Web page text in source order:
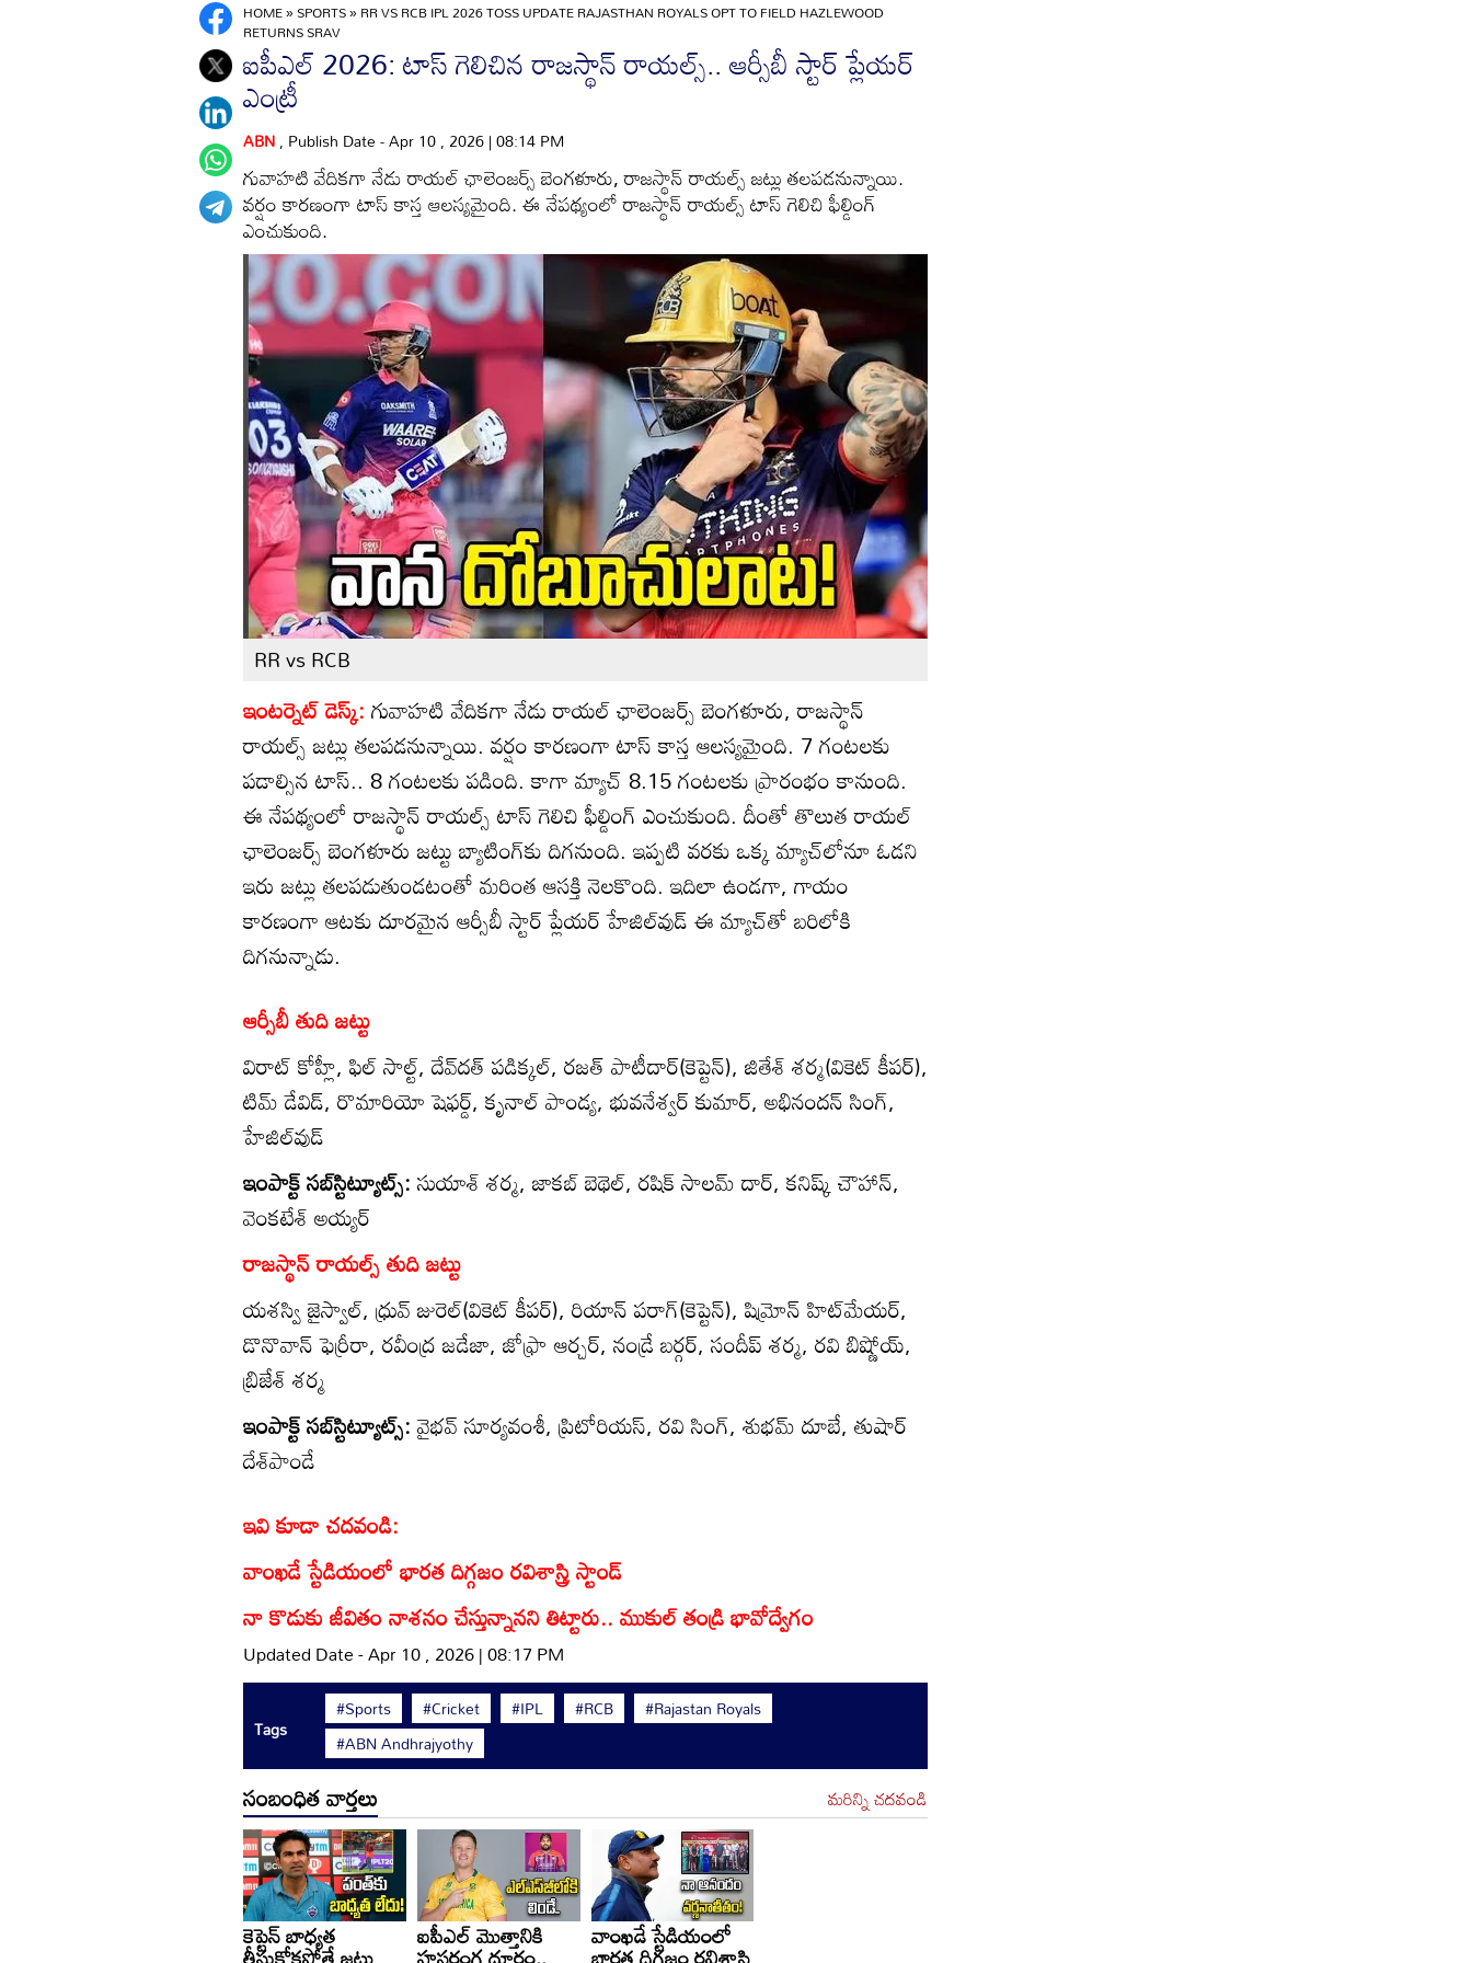
HOME»SPORTS»RR VS RCB IPL 2026 TOSS UPDATE RAJASTHAN ROYALS OPT TO FIELD HAZLEWOOD
RETURNS SRAV
ఐపీఎల్ 2026: టాస్ గెలిచిన రాజస్థాన్ రాయల్స్.. ఆర్సీబీ స్టార్ ప్లేయర్
ఎంట్రీ
ABN, Publish Date - Apr 10 , 2026 | 08:14 PM
గువాహటి వేదికగా నేడు రాయల్ ఛాలెంజర్స్ బెంగళూరు, రాజస్థాన్ రాయల్స్ జట్లు తలపడనున్నాయి.
వర్షం కారణంగా టాస్ కాస్త ఆలస్యమైంది. ఈ నేపథ్యంలో రాజస్థాన్ రాయల్స్ టాస్ గెలిచి ఫీల్డింగ్
ఎంచుకుంది.
RR vs RCB
ఇంటర్నెట్ డెస్క్:గువాహటి వేదికగా నేడు రాయల్ ఛాలెంజర్స్ బెంగళూరు, రాజస్థాన్
రాయల్స్ జట్లు తలపడనున్నాయి. వర్షం కారణంగా టాస్ కాస్త ఆలస్యమైంది. 7 గంటలకు
పడాల్సిన టాస్.. 8 గంటలకు పడింది. కాగా మ్యాచ్ 8.15 గంటలకు ప్రారంభం కానుంది.
ఈ నేపథ్యంలో రాజస్థాన్ రాయల్స్ టాస్ గెలిచి ఫీల్డింగ్ ఎంచుకుంది. దీంతో తొలుత రాయల్
ఛాలెంజర్స్ బెంగళూరు జట్టు బ్యాటింగ్‌కు దిగనుంది. ఇప్పటి వరకు ఒక్క మ్యాచ్‌లోనూ ఓడని
ఇరు జట్లు తలపడుతుండటంతో మరింత ఆసక్తి నెలకొంది. ఇదిలా ఉండగా, గాయం
కారణంగా ఆటకు దూరమైన ఆర్సీబీ స్టార్ ప్లేయర్ హేజిల్‌వుడ్ ఈ మ్యాచ్‌తో బరిలోకి
దిగనున్నాడు.
ఆర్సీబీ తుది జట్టు
విరాట్ కోహ్లీ, ఫిల్ సాల్ట్, దేవ్‌దత్ పడిక్కల్, రజత్ పాటీదార్(కెప్టెన్), జితేశ్ శర్మ(వికెట్ కీపర్),
టిమ్ డేవిడ్, రొమారియో షెఫర్డ్, కృనాల్ పాండ్య, భువనేశ్వర్ కుమార్, అభినందన్ సింగ్,
హేజిల్‌వుడ్
ఇంపాక్ట్ సబ్‌స్టిట్యూట్స్:సుయాశ్ శర్మ, జాకబ్ బెథెల్, రషిక్ సాలమ్ దార్, కనిష్క్ చౌహాన్,
వెంకటేశ్ అయ్యర్
రాజస్థాన్ రాయల్స్ తుది జట్టు
యశస్వి జైస్వాల్, ధ్రువ్ జురెల్(వికెట్ కీపర్), రియాన్ పరాగ్(కెప్టెన్), షిమ్రోన్ హిట్‌మేయర్,
డొనొవాన్ ఫెర్రీరా, రవీంద్ర జడేజా, జోఫ్రా ఆర్చర్, నండ్రే బర్గర్, సందీప్ శర్మ, రవి బిష్ణోయ్,
బ్రిజేశ్ శర్మ
ఇంపాక్ట్ సబ్‌స్టిట్యూట్స్:వైభవ్ సూర్యవంశీ, ప్రిటోరియస్, రవి సింగ్, శుభమ్ దూబే, తుషార్
దేశ్‌పాండే
ఇవి కూడా చదవండి:
వాంఖడే స్టేడియంలో భారత దిగ్గజం రవిశాస్త్రి స్టాండ్
నా కొడుకు జీవితం నాశనం చేస్తున్నానని తిట్టారు.. ముకుల్ తండ్రి భావోద్వేగం
Updated Date - Apr 10 , 2026 | 08:17 PM
Tags
#Sports #Cricket #IPL #RCB
#Rajastan Royals
#ABN Andhrajyothy
సంబంధిత వార్తలు మరిన్ని చదవండి
కెప్టెన్ బాధ్యత ఐపీఎల్ మొత్తానికి వాంఖడే స్టేడియంలో